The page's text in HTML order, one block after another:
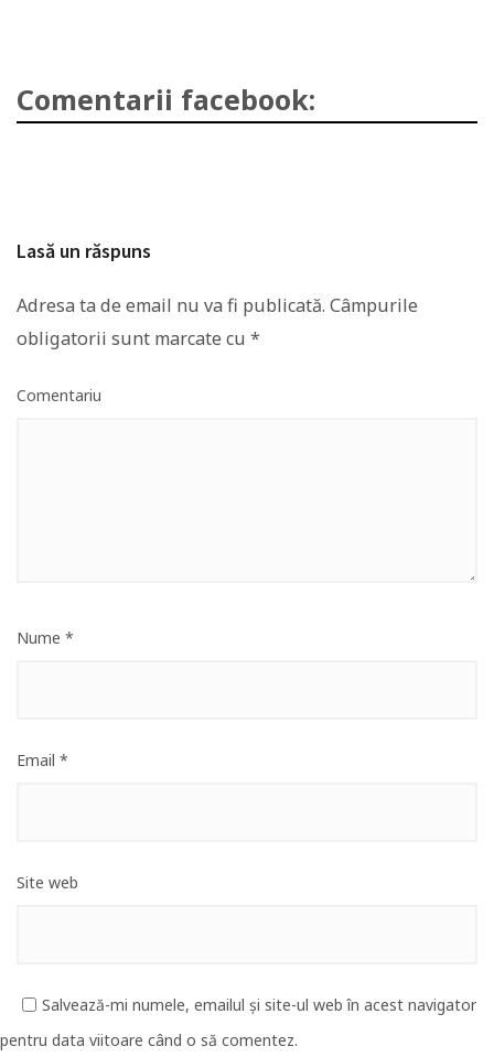
Comentarii facebook:
Lasă un răspuns
Adresa ta de email nu va fi publicată. Câmpurile
obligatorii sunt marcate cu *
Comentariu
Nume *
Email *
Site web
Salvează-mi numele, emailul și site-ul web în acest navigator
pentru data viitoare când o să comentez.